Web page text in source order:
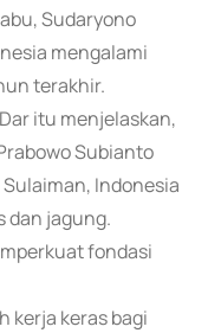
Sudaryono
mengalami
terakhir.
itu menjelaskan,
Subianto
Indonesia
dan jagung.
fondasi
kerja keras bagi